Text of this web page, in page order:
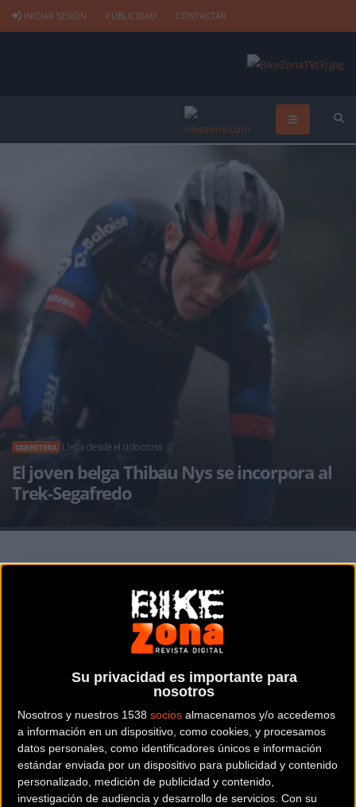
Su privacidad es importante para
nosotros
Nosotros y nuestros 1538 socios almacenamos y/o accedemos
a información en un dispositivo, como cookies, y procesamos
datos personales, como identificadores únicos e información
estándar enviada por un dispositivo para publicidad y contenido
personalizado, medición de publicidad y contenido,
investigación de audiencia y desarrollo de servicios. Con su
INICIAR SESIÓN PUBLICIDAD CONTACTAR
CARRETERA Llega desde el ciclocross
El joven belga Thibau Nys se incorpora al
Trek-Segafredo
en la sección deCarretera
Trek-Segafredo se complace en anunciar que Thibau Nys
se unirá al equipo hasta 2024 a medida que avanza en sus
ambiciones de carreras en carretera. Thibau tendrá plaza
en el Trek-Segafredo a partir del 1 de agosto de 2022 como
stagiaire antes de incorporarse oficialmente al equipo a
principios de 2023. El joven de 19 años compaginará un
programa de ruta con su calendario actual de ciclocross,
donde seguirá compitiendo para Baloise Trek Leones.